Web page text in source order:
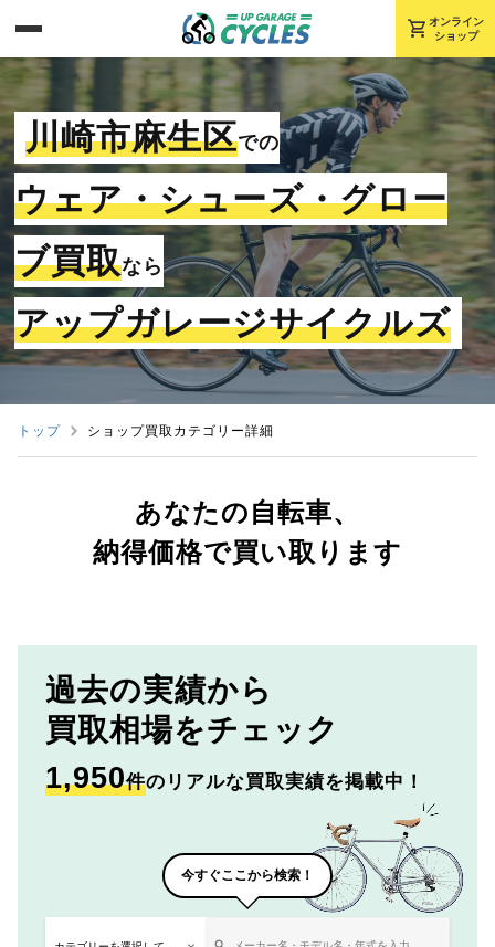
shopping_cart オンライン
ショップ
川崎市麻生区での
ウェア・シューズ・グロー
ブ買取なら
アップガレージサイクルズ
トップ ショップ買取カテゴリー詳細
あなたの自転車、
納得価格で買い取ります
過去の実績から
買取相場をチェック
1,950件のリアルな買取実績を掲載中！
今すぐここから検索！